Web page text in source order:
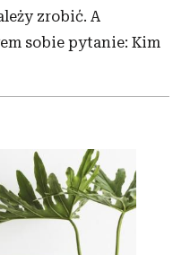
zrobić. A
sobie pytanie: Kim